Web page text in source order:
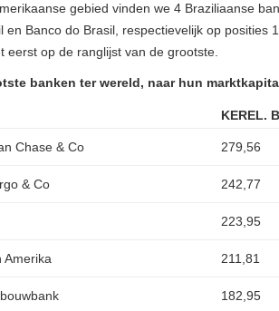
gebied vinden we 4 Braziliaanse
en Banco do Brasil, respectievelijk op posities
eerst op de ranglijst van de grootste.
banken ter wereld, naar hun
KEREL.
Chase & Co 279,56
& Co 242,77
223,95
Amerika 211,81
182,95